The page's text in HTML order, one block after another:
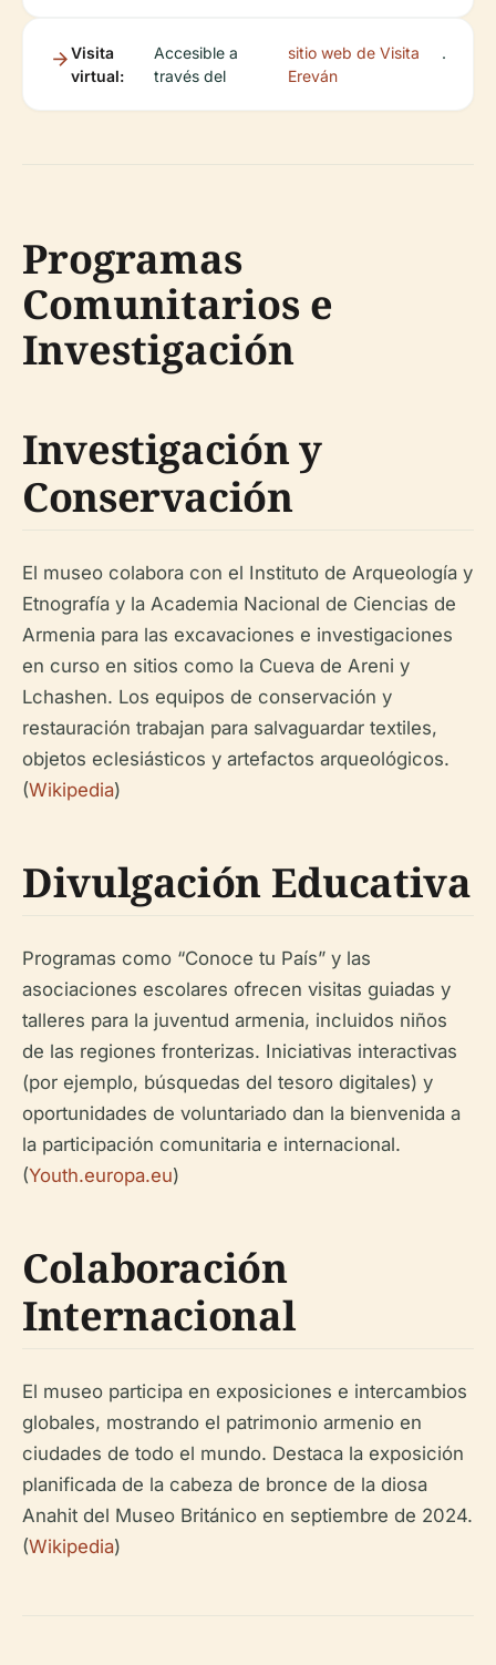
Visita
virtual:
Accesible a
través del
sitio web de Visita
Ereván
.
Programas
Comunitarios e
Investigación
Investigación y
Conservación
El museo colabora con el Instituto de Arqueología y
Etnografía y la Academia Nacional de Ciencias de
Armenia para las excavaciones e investigaciones
en curso en sitios como la Cueva de Areni y
Lchashen. Los equipos de conservación y
restauración trabajan para salvaguardar textiles,
objetos eclesiásticos y artefactos arqueológicos.
(Wikipedia)
Divulgación Educativa
Programas como “Conoce tu País” y las
asociaciones escolares ofrecen visitas guiadas y
talleres para la juventud armenia, incluidos niños
de las regiones fronterizas. Iniciativas interactivas
(por ejemplo, búsquedas del tesoro digitales) y
oportunidades de voluntariado dan la bienvenida a
la participación comunitaria e internacional.
(Youth.europa.eu)
Colaboración
Internacional
El museo participa en exposiciones e intercambios
globales, mostrando el patrimonio armenio en
ciudades de todo el mundo. Destaca la exposición
planificada de la cabeza de bronce de la diosa
Anahit del Museo Británico en septiembre de 2024.
(Wikipedia)